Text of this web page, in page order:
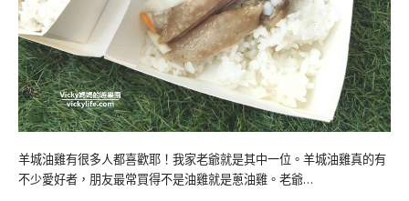
羊城油雞有很多人都喜歡耶！我家老爺就是其中一位。羊城油雞真的有
不少愛好者，朋友最常買得不是油雞就是蔥油雞。老爺…